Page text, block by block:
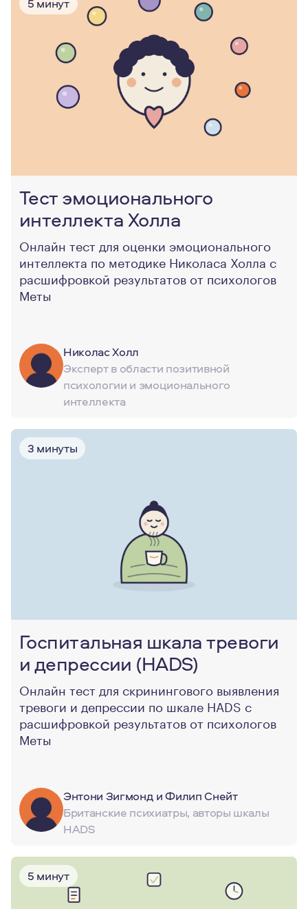
5 минут
Тест эмоционального
интеллекта Холла
Онлайн тест для оценки эмоционального
интеллекта по методике Николаса Холла с
расшифровкой результатов от психологов
Меты
Николас Холл
Эксперт в области позитивной
психологии и эмоционального
интеллекта
3 минуты
Госпитальная шкала тревоги
и депрессии (HADS)
Онлайн тест для скринингового выявления
тревоги и депрессии по шкале HADS с
расшифровкой результатов от психологов
Меты
Энтони Зигмонд и Филип Снейт
Британские психиатры, авторы шкалы
HADS
5 минут